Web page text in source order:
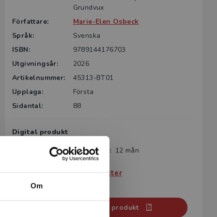
Om
Grundvux
Författare:
Marie-Elen Osbeck
Språk:
Svenska
ISBN:
9789144176703
Utgivningsår:
2026
Artikelnummer:
45313-BT01
Upplaga:
Första
Sidantal:
88
Digital produkt
Giltighetstid från aktivering: 12 mån
Köp- och leveransvillkor
Villkor för digitala produkter
Systemkrav
Aktivera digital produkt